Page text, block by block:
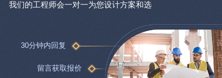
我们的工程师会一对一为您设计方案和选
30分钟内回复
留言获取报价